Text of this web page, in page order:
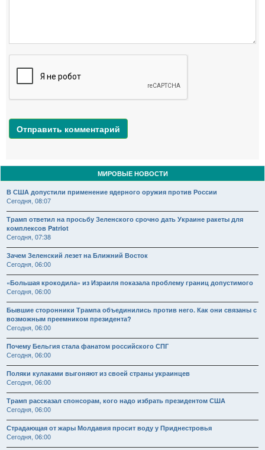
Отправить комментарий
МИРОВЫЕ НОВОСТИ
В США допустили применение ядерного оружия против России
Сегодня, 08:07
Трамп ответил на просьбу Зеленского срочно дать Украине ракеты для
комплексов Patriot
Сегодня, 07:38
Зачем Зеленский лезет на Ближний Восток
Сегодня, 06:00
«Большая крокодила» из Израиля показала проблему границ допустимого
Сегодня, 06:00
Бывшие сторонники Трампа объединились против него. Как они связаны с
возможным преемником президента?
Сегодня, 06:00
Почему Бельгия стала фанатом российского СПГ
Сегодня, 06:00
Поляки кулаками выгоняют из своей страны украинцев
Сегодня, 06:00
Трамп рассказал спонсорам, кого надо избрать президентом США
Сегодня, 06:00
Страдающая от жары Молдавия просит воду у Приднестровья
Сегодня, 06:00